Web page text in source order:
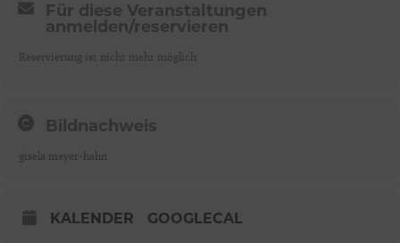
Für diese Veranstaltungen
anmelden/reservieren
Reservierung ist nicht mehr möglich
Bildnachweis
gisela meyer-hahn
KALENDER GOOGLECAL